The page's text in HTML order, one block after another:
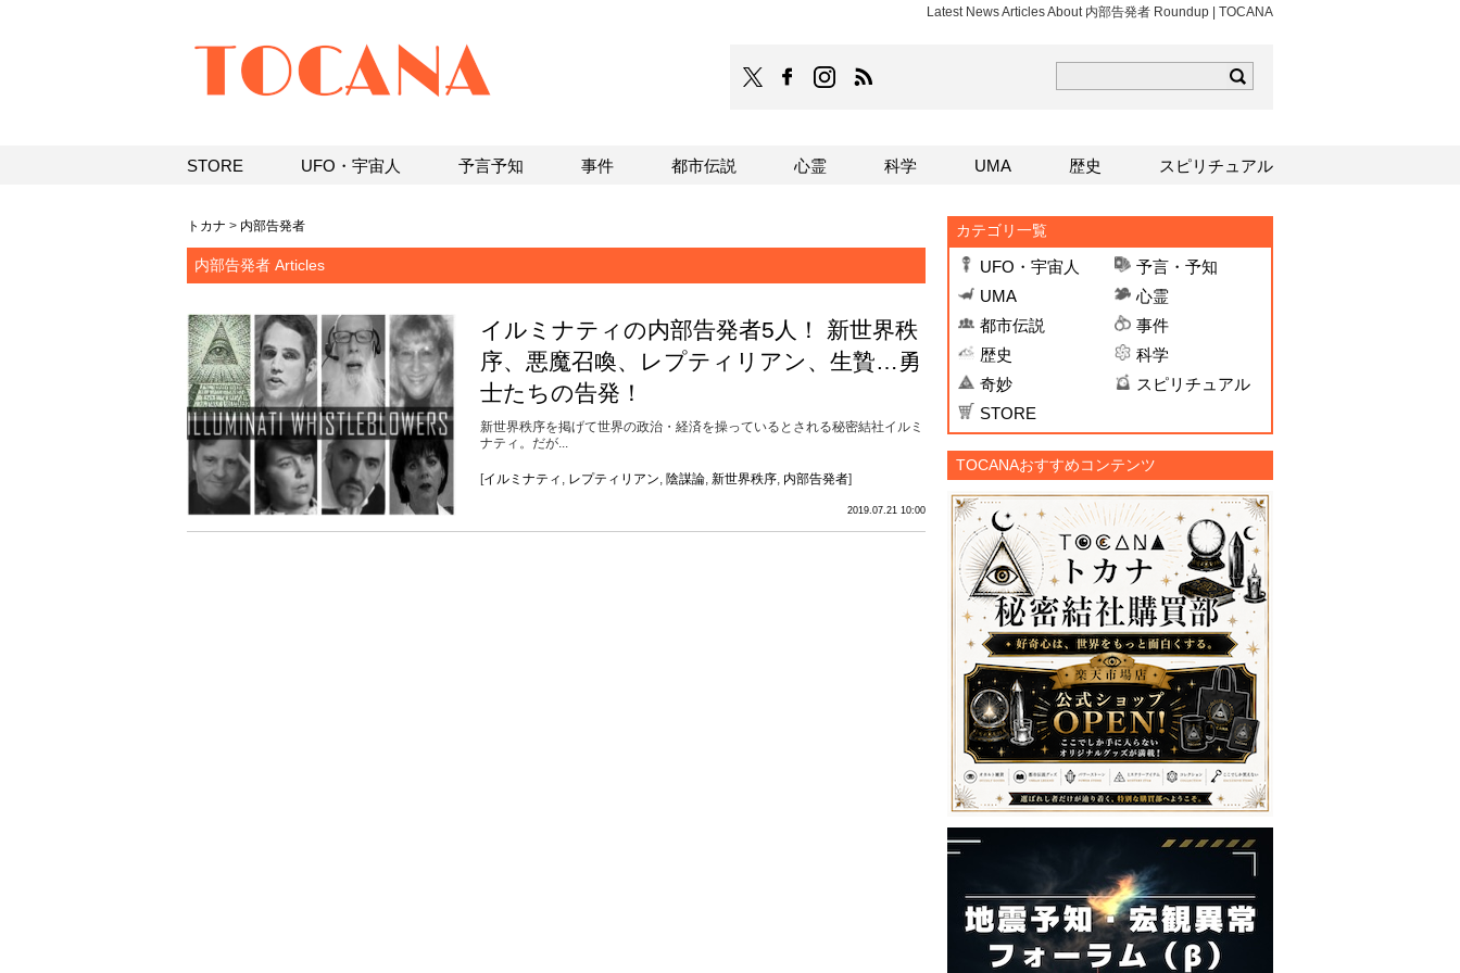
Latest News Articles About 内部告発者 Roundup | TOCANA
TOCANAのFacebookはこちら
TOCANAのinstagramはこちら
トカナ > 内部告発者
内部告発者 Articles
イルミナティの内部告発者5人！ 新世界秩
序、悪魔召喚、レプティリアン、生贄…勇
士たちの告発！
新世界秩序を掲げて世界の政治・経済を操っているとされる秘密結社イルミ
ナティ。だが...
[イルミナティ , レプティリアン, 陰謀論, 新世界秩序, 内部告発者]
2019.07.21 10:00
カテゴリ一覧
UFO・宇宙人
予言・予知
UMA
心霊
都市伝説
事件
歴史
科学
奇妙
スピリチュアル
STORE
TOCANAおすすめコンテンツ
STORE UFO・宇宙人 予言予知 事件 都市伝説 心霊 科学 UMA 歴史 スピリチュアル